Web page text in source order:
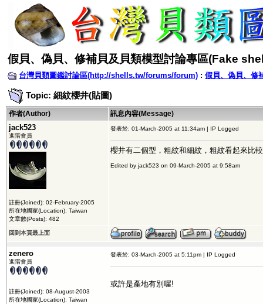
假貝、偽貝、修補貝及貝類模型討論專區(Fake
台灣貝類圖鑑討論區(http://shells.tw/forums/forum) : 假貝、偽貝、修
Topic: 細紋櫻井(貼圖)
作者(Author) 訊息內容(Message)
jack523
進階會員
註冊(Joined): 02-February-2005
所在地國家(Location): Taiwan
文章數(Posts): 482
發表於: 01-March-2005 at 11:34am | IP Logged
櫻井有二個型，粗紋和細紋，粗紋看起來比
Edited by jack523 on 09-March-2005 at 9:58am
回到本頁最上面
zenero
進階會員
註冊(Joined): 08-August-2003
所在地國家(Location): Taiwan
發表於: 03-March-2005 at 5:11pm | IP Logged
或許是產地有別喔!